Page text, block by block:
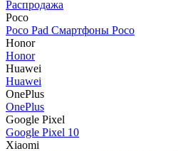
Распродажа
Poco
Poco Pad Смартфоны Poco
Honor
Honor
Huawei
Huawei
OnePlus
OnePlus
Google Pixel
Google Pixel 10
Xiaomi